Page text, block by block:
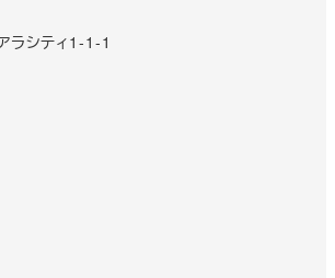
ラシティ1-1-1